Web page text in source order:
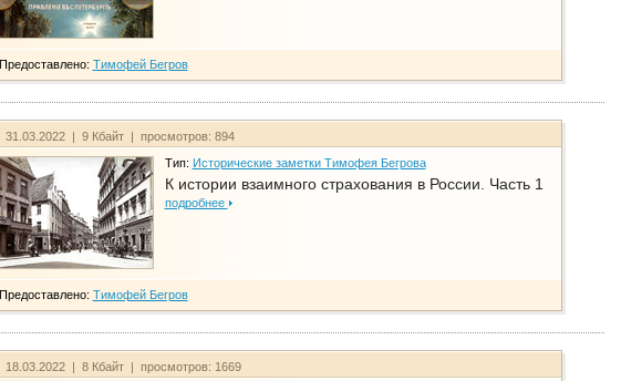
Предоставлено: Тимофей Бегров
31.03.2022 | 9 Кбайт | просмотров: 894
Тип: Исторические заметки Тимофея Бегрова
К истории взаимного страхования в России. Часть 1
подробнее
Предоставлено: Тимофей Бегров
18.03.2022 | 8 Кбайт | просмотров: 1669